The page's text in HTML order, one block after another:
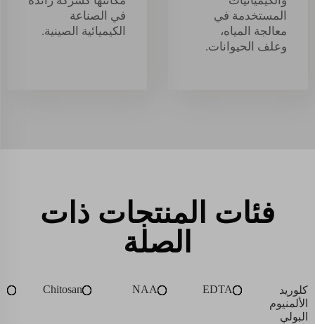
المستخدمة في
معالجة المياه،
وعلف الحيوانات.
في الصناعة
الكيميائية الصينية.
فئات المنتجات ذات
الصلة
كلوريد
الألمنيوم
البولي
EDTA
NAA
Chitosan